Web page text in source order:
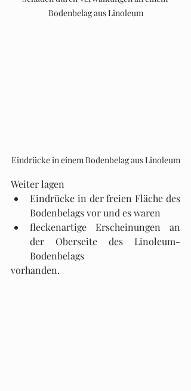
Bodenbelag aus Linoleum
Eindrücke in einem Bodenbelag aus Linoleum
Weiter lagen
Eindrücke in der freien Fläche des
Bodenbelags vor und es waren
fleckenartige Erscheinungen an
der Oberseite des Linoleum-
Bodenbelags
vorhanden.